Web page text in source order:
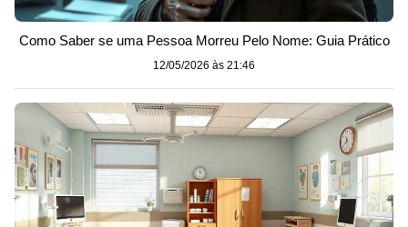
Como Saber se uma Pessoa Morreu Pelo Nome: Guia Prático
12/05/2026 às 21:46